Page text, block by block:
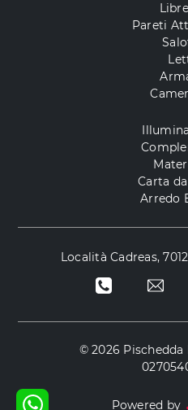
Pareti
Carta
Arredo
Località Cadreas,
© 2026 Pischedda
Powered by